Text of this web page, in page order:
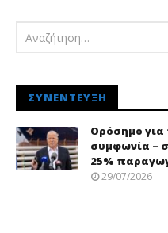
ΣΥΝΈΝΤΕΥΞΗ
Ορόσημο για
συμφωνία –
25%
29/07/2026